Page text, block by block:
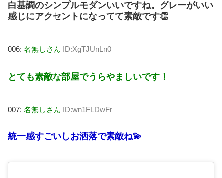
白基調のシンプルモダンいいですね。グレーがいい
感じにアクセントになってて素敵です👏
006: 名無しさん ID:XgTJUnLn0
とても素敵な部屋でうらやましいです！
007: 名無しさん ID:wn1FLDwFr
統一感すごいしお洒落で素敵ね💫